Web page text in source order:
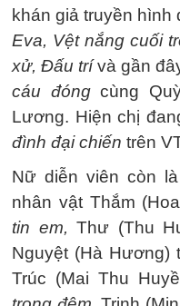
khán giả truyền hình
Eva, Vệt nắng cuối
xử, Đấu trívà gần
cáu đóngcùng
Lương. Hiện chị
đình đại chiến trên
Nữ diễn viên còn
nhân vật Thắm
tin em, Thư (Thu
Nguyệt (Hà Hương)
Trúc (Mai Thu